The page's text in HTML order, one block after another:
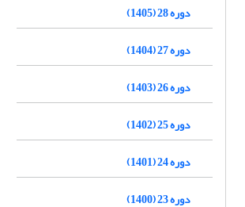
دوره 28 (1405)
دوره 27 (1404)
دوره 26 (1403)
دوره 25 (1402)
دوره 24 (1401)
دوره 23 (1400)